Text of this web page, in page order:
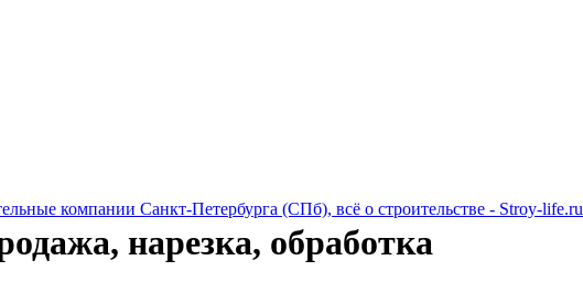
компании Санкт-Петербурга (СПб), всё о строительстве - Stroy-life.ru
нарезка, обработка